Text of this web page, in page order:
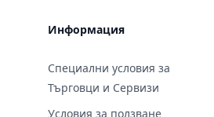
Информация
Специални условия за
Търговци и Сервизи
Условия за ползване